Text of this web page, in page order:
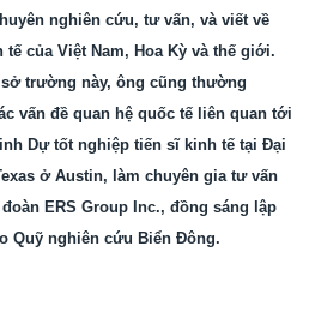
nghiên cứu, tư vấn, và viết về
tế của Việt Nam, Hoa Kỳ và thế giới.
trường này, ông cũng thường
vấn đề quan hệ quốc tế liên quan tới
Dự tốt nghiệp tiến sĩ kinh tế tại Đại
ở Austin, làm chuyên gia tư vấn
ERS Group Inc., đồng sáng lập
Quỹ nghiên cứu Biển Đông.